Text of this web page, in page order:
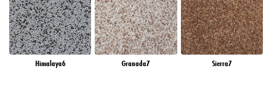
Himalaya6 Granada7 Sierra7